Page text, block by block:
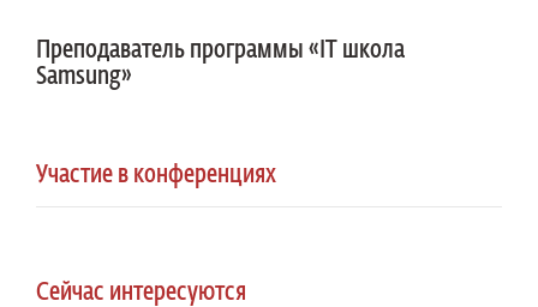
Преподаватель программы «IT школа
Samsung»
Участие в конференциях
Сейчас интересуются